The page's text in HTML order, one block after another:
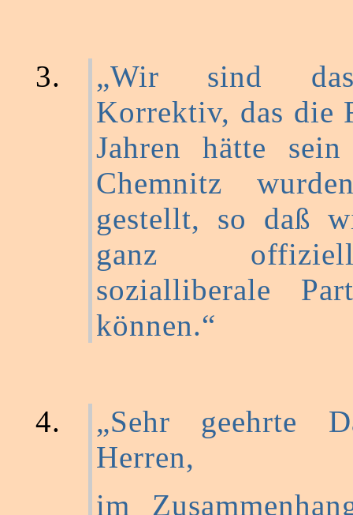
„Wir sind
Korrektiv, das die
Jahren hätte
Chemnitz
gestellt, so daß
ganz
sozialliberale
können.“
„Sehr geehrte
Herren,
im